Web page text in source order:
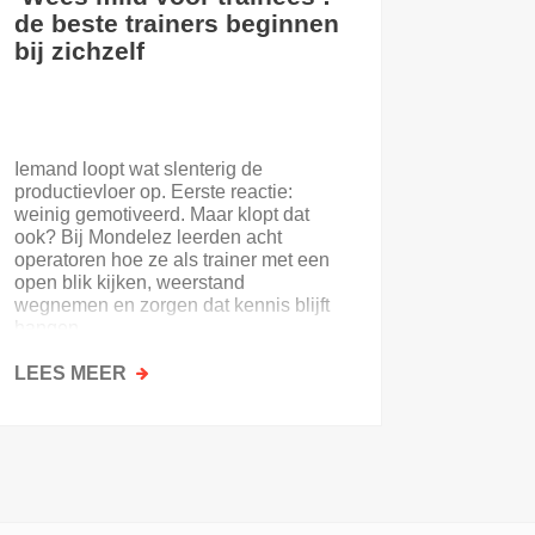
de beste trainers beginnen
bij zichzelf
Iemand loopt wat slenterig de
productievloer op. Eerste reactie:
weinig gemotiveerd. Maar klopt dat
ook? Bij Mondelez leerden acht
operatoren hoe ze als trainer met een
open blik kijken, weerstand
wegnemen en zorgen dat kennis blijft
hangen.
LEES MEER OVER